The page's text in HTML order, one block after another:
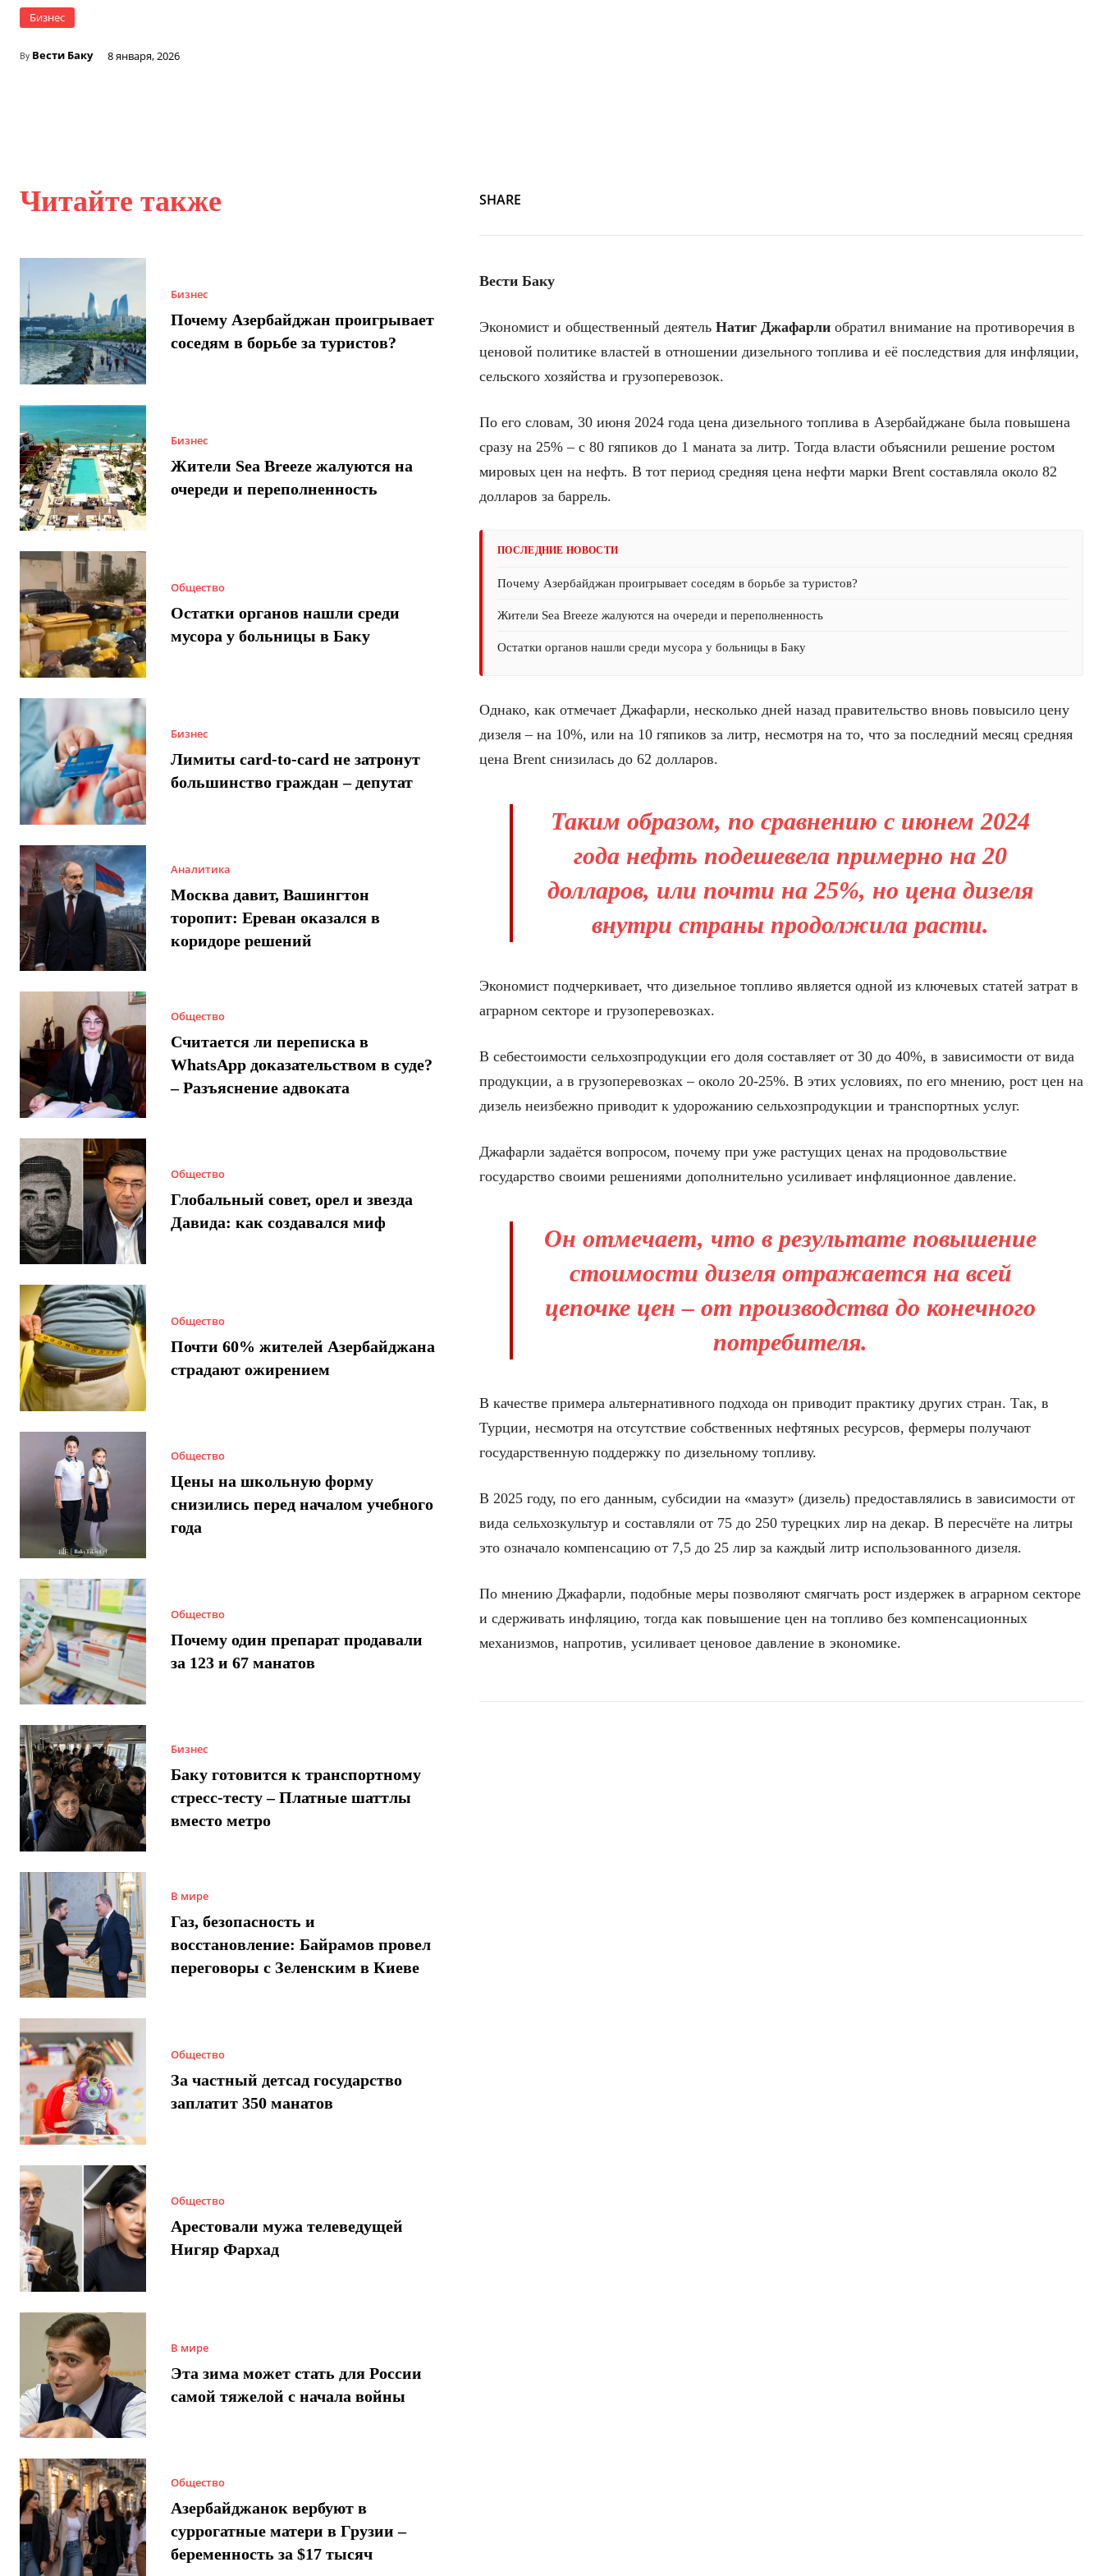
Бизнес
By Вести Баку 8 января, 2026
Читайте также
Бизнес
Почему Азербайджан проигрывает
соседям в борьбе за туристов?
Бизнес
Жители Sea Breeze жалуются на
очереди и переполненность
Общество
Остатки органов нашли среди
мусора у больницы в Баку
Бизнес
Лимиты card-to-card не затронут
большинство граждан – депутат
Аналитика
Москва давит, Вашингтон
торопит: Ереван оказался в
коридоре решений
Общество
Считается ли переписка в
WhatsApp доказательством в суде?
– Разъяснение адвоката
Общество
Глобальный совет, орел и звезда
Давида: как создавался миф
Общество
Почти 60% жителей Азербайджана
страдают ожирением
Общество
Цены на школьную форму
снизились перед началом учебного
года
Общество
Почему один препарат продавали
за 123 и 67 манатов
Бизнес
Баку готовится к транспортному
стресс-тесту – Платные шаттлы
вместо метро
В мире
Газ, безопасность и
восстановление: Байрамов провел
переговоры с Зеленским в Киеве
Общество
За частный детсад государство
заплатит 350 манатов
Общество
Арестовали мужа телеведущей
Нигяр Фархад
В мире
Эта зима может стать для России
самой тяжелой с начала войны
Общество
Азербайджанок вербуют в
суррогатные матери в Грузии –
беременность за $17 тысяч
SHARE
Вести Баку
Экономист и общественный деятель Натиг Джафарли обратил внимание на противоречия в
ценовой политике властей в отношении дизельного топлива и её последствия для инфляции,
сельского хозяйства и грузоперевозок.
По его словам, 30 июня 2024 года цена дизельного топлива в Азербайджане была повышена
сразу на 25% – с 80 гяпиков до 1 маната за литр. Тогда власти объяснили решение ростом
мировых цен на нефть. В тот период средняя цена нефти марки Brent составляла около 82
долларов за баррель.
ПОСЛЕДНИЕ НОВОСТИ
Почему Азербайджан проигрывает соседям в борьбе за туристов?
Жители Sea Breeze жалуются на очереди и переполненность
Остатки органов нашли среди мусора у больницы в Баку
Однако, как отмечает Джафарли, несколько дней назад правительство вновь повысило цену
дизеля – на 10%, или на 10 гяпиков за литр, несмотря на то, что за последний месяц средняя
цена Brent снизилась до 62 долларов.
Таким образом, по сравнению с июнем 2024
года нефть подешевела примерно на 20
долларов, или почти на 25%, но цена дизеля
внутри страны продолжила расти.
Экономист подчеркивает, что дизельное топливо является одной из ключевых статей затрат в
аграрном секторе и грузоперевозках.
В себестоимости сельхозпродукции его доля составляет от 30 до 40%, в зависимости от вида
продукции, а в грузоперевозках – около 20-25%. В этих условиях, по его мнению, рост цен на
дизель неизбежно приводит к удорожанию сельхозпродукции и транспортных услуг.
Джафарли задаётся вопросом, почему при уже растущих ценах на продовольствие
государство своими решениями дополнительно усиливает инфляционное давление.
Он отмечает, что в результате повышение
стоимости дизеля отражается на всей
цепочке цен – от производства до конечного
потребителя.
В качестве примера альтернативного подхода он приводит практику других стран. Так, в
Турции, несмотря на отсутствие собственных нефтяных ресурсов, фермеры получают
государственную поддержку по дизельному топливу.
В 2025 году, по его данным, субсидии на «мазут» (дизель) предоставлялись в зависимости от
вида сельхозкультур и составляли от 75 до 250 турецких лир на декар. В пересчёте на литры
это означало компенсацию от 7,5 до 25 лир за каждый литр использованного дизеля.
По мнению Джафарли, подобные меры позволяют смягчать рост издержек в аграрном секторе
и сдерживать инфляцию, тогда как повышение цен на топливо без компенсационных
механизмов, напротив, усиливает ценовое давление в экономике.